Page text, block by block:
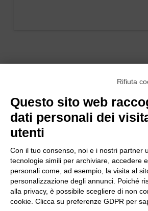
Rifiuta
Questo sito web
dati personali dei
utenti
Con il tuo consenso, noi e i nostri partner
tecnologie simili per archiviare, accedere
personali come, ad esempio, la visita al
personalizzazione degli annunci. Poiché
alla privacy, è possibile scegliere di non
cookie. Clicca su preferenze GDPR per